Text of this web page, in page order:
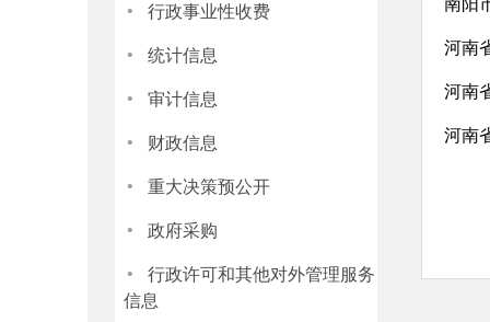
· 行政事业性收费
· 统计信息
· 审计信息
· 财政信息
· 重大决策预公开
· 政府采购
·
行政许可和其他对外管理服务
信息
南阳
河南
河南
河南